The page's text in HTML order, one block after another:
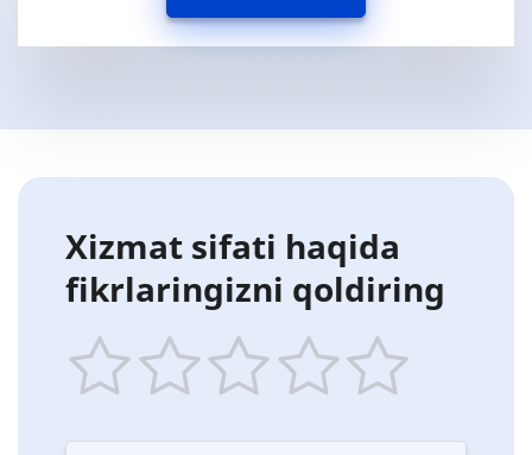
Xizmat sifati haqida
fikrlaringizni qoldiring
star
stars
stars
stars
stars